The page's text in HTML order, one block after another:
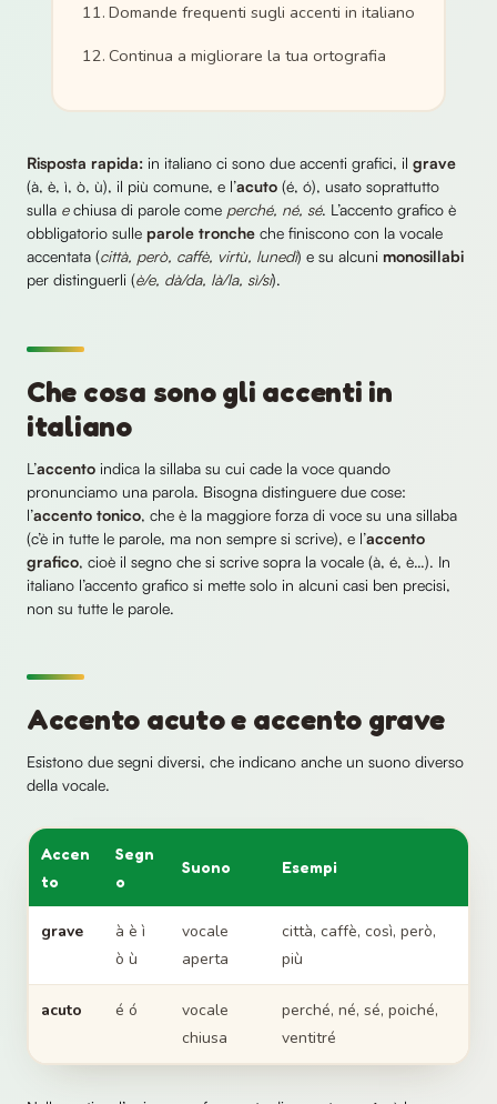
Domande frequenti sugli accenti in italiano
Continua a migliorare la tua ortografia
Risposta rapida: in italiano ci sono due accenti grafici, il grave
(à, è, ì, ò, ù), il più comune, e l’acuto (é, ó), usato soprattutto
sulla echiusa di parole come perché, né, sé. L’accento grafico è
obbligatorio sulle parole tronche che finiscono con la vocale
accentata (città, però, caffè, virtù, lunedì) e su alcuni monosillabi
per distinguerli (è/e, dà/da, là/la, sì/si).
Che cosa sono gli accenti in
italiano
L’accento indica la sillaba su cui cade la voce quando
pronunciamo una parola. Bisogna distinguere due cose:
l’accento tonico, che è la maggiore forza di voce su una sillaba
(c’è in tutte le parole, ma non sempre si scrive), e l’accento
grafico, cioè il segno che si scrive sopra la vocale (à, é, è…). In
italiano l’accento grafico si mette solo in alcuni casi ben precisi,
non su tutte le parole.
Accento acuto e accento grave
Esistono due segni diversi, che indicano anche un suono diverso
della vocale.
Accen
to
Segn
o
Suono Esempi
grave
à è ì
ò ù
vocale
aperta
città, caffè, così, però,
più
acuto é ó
vocale
chiusa
perché, né, sé, poiché,
ventitré